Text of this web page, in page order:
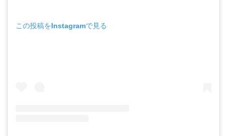
この投稿をInstagramで見る